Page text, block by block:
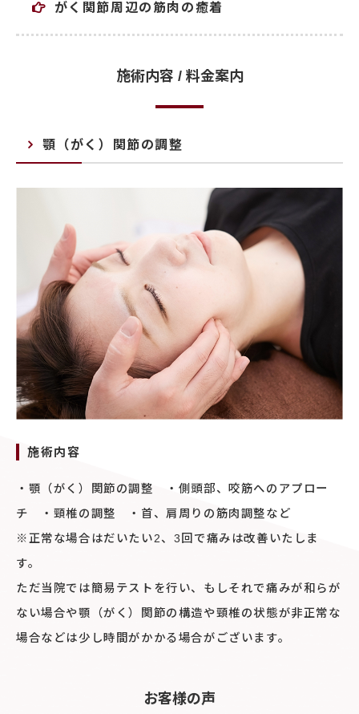
がく関節周辺の筋肉の癒着
施術内容 / 料金案内
顎（がく）関節の調整
施術内容
・顎（がく）関節の調整 ・側頭部、咬筋へのアプロー
チ ・頸椎の調整 ・首、肩周りの筋肉調整など
※正常な場合はだいたい2、3回で痛みは改善いたしま
す。
ただ当院では簡易テストを行い、もしそれで痛みが和らが
ない場合や顎（がく）関節の構造や頸椎の状態が非正常な
場合などは少し時間がかかる場合がございます。
お客様の声